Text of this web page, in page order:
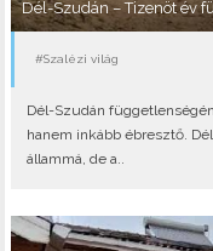
Dél-Szudán – Tizenöt év
#Szalézi világ
Dél-Szudán
hanem inkább ébresztő.
állammá, de a..